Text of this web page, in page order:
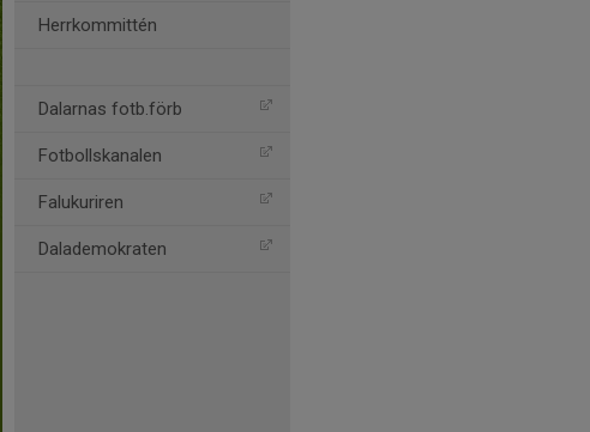
Herrkommittén
Dalarnas fotb.förb
Fotbollskanalen
Falukuriren
Dalademokraten